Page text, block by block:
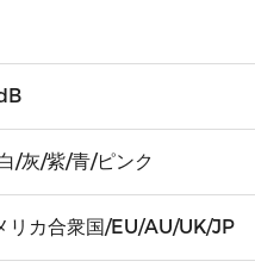
/灰/紫/青/ピンク
リカ合衆国/EU/AU/UK/JP